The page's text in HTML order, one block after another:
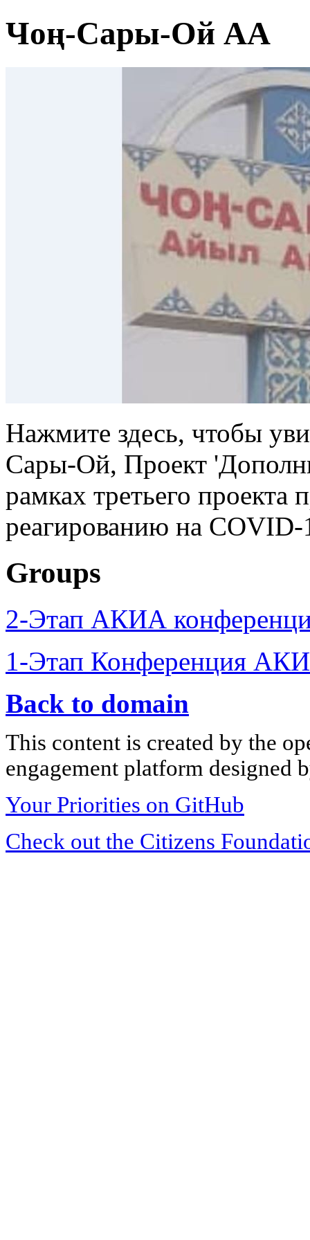
Чоң-Сары-Ой АА
Нажмите здесь, чтобы
Сары-Ой, Проект
рамках третьего проекта
реагированию на COVID-
Groups
2-Этап АКИА
1-Этап Конференция
Back to domain
This content is created by the
engagement platform designed
Your Priorities on GitHub
Check out the Citizens